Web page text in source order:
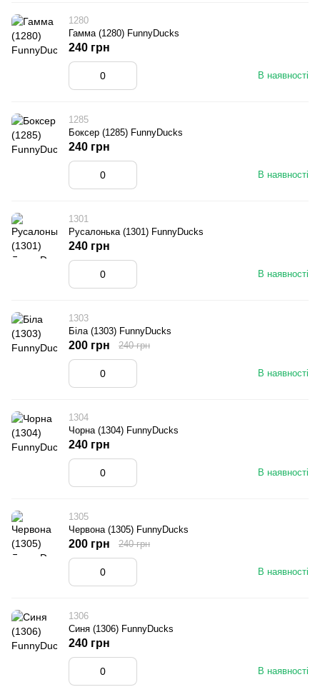
1280
Гамма (1280) FunnyDucks
В наявності
240 грн
1285
Боксер (1285) FunnyDucks
В наявності
240 грн
1301
Русалонька (1301) FunnyDucks
В наявності
240 грн
1303
Біла (1303) FunnyDucks
В наявності
200 грн 240 грн
1304
Чорна (1304) FunnyDucks
В наявності
240 грн
1305
Червона (1305) FunnyDucks
В наявності
200 грн 240 грн
1306
Синя (1306) FunnyDucks
В наявності
240 грн